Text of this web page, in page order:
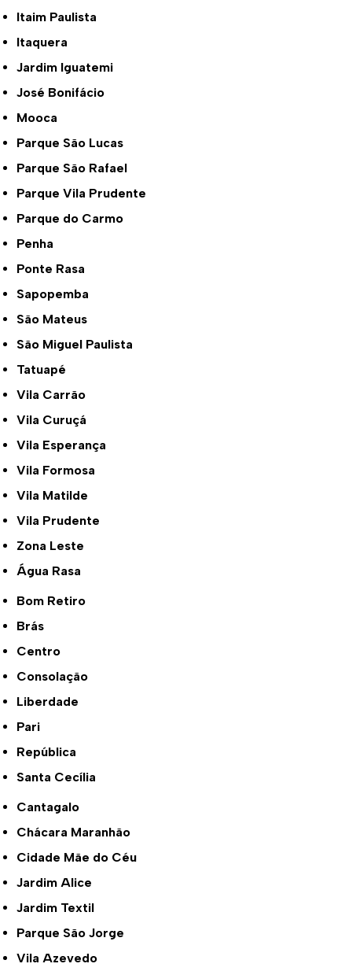
Itaim Paulista
Itaquera
Jardim Iguatemi
José Bonifácio
Mooca
Parque São Lucas
Parque São Rafael
Parque Vila Prudente
Parque do Carmo
Penha
Ponte Rasa
Sapopemba
São Mateus
São Miguel Paulista
Tatuapé
Vila Carrão
Vila Curuçá
Vila Esperança
Vila Formosa
Vila Matilde
Vila Prudente
Zona Leste
Água Rasa
Bom Retiro
Brás
Centro
Consolação
Liberdade
Pari
República
Santa Cecília
Cantagalo
Chácara Maranhão
Cidade Mãe do Céu
Jardim Alice
Jardim Textil
Parque São Jorge
Vila Azevedo